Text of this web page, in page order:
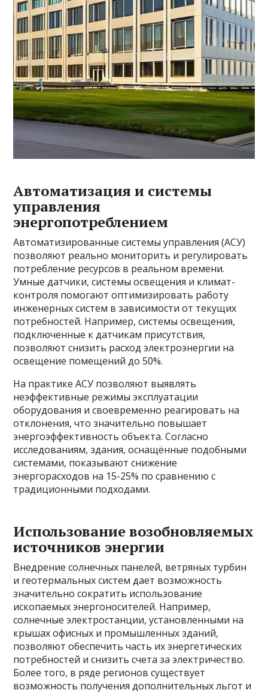
Автоматизация и системы
управления
энергопотреблением
Автоматизированные системы управления (АСУ)
позволяют реально мониторить и регулировать
потребление ресурсов в реальном времени.
Умные датчики, системы освещения и климат-
контроля помогают оптимизировать работу
инженерных систем в зависимости от текущих
потребностей. Например, системы освещения,
подключенные к датчикам присутствия,
позволяют снизить расход электроэнергии на
освещение помещений до 50%.
На практике АСУ позволяют выявлять
неэффективные режимы эксплуатации
оборудования и своевременно реагировать на
отклонения, что значительно повышает
энергоэффективность объекта. Согласно
исследованиям, здания, оснащённые подобными
системами, показывают снижение
энергорасходов на 15-25% по сравнению с
традиционными подходами.
Использование возобновляемых
источников энергии
Внедрение солнечных панелей, ветряных турбин
и геотермальных систем дает возможность
значительно сократить использование
ископаемых энергоносителей. Например,
солнечные электростанции, установленными на
крышах офисных и промышленных зданий,
позволяют обеспечить часть их энергетических
потребностей и снизить счета за электричество.
Более того, в ряде регионов существует
возможность получения дополнительных льгот и